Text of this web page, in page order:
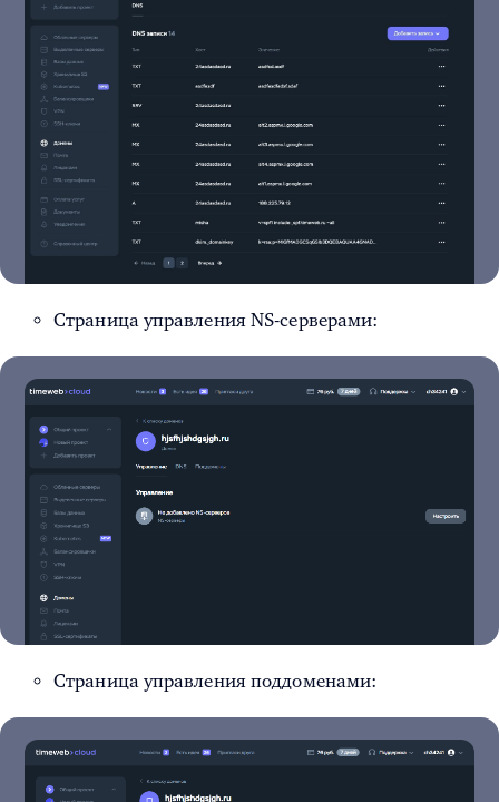
Страница управления NS-серверами:
Страница управления поддоменами: